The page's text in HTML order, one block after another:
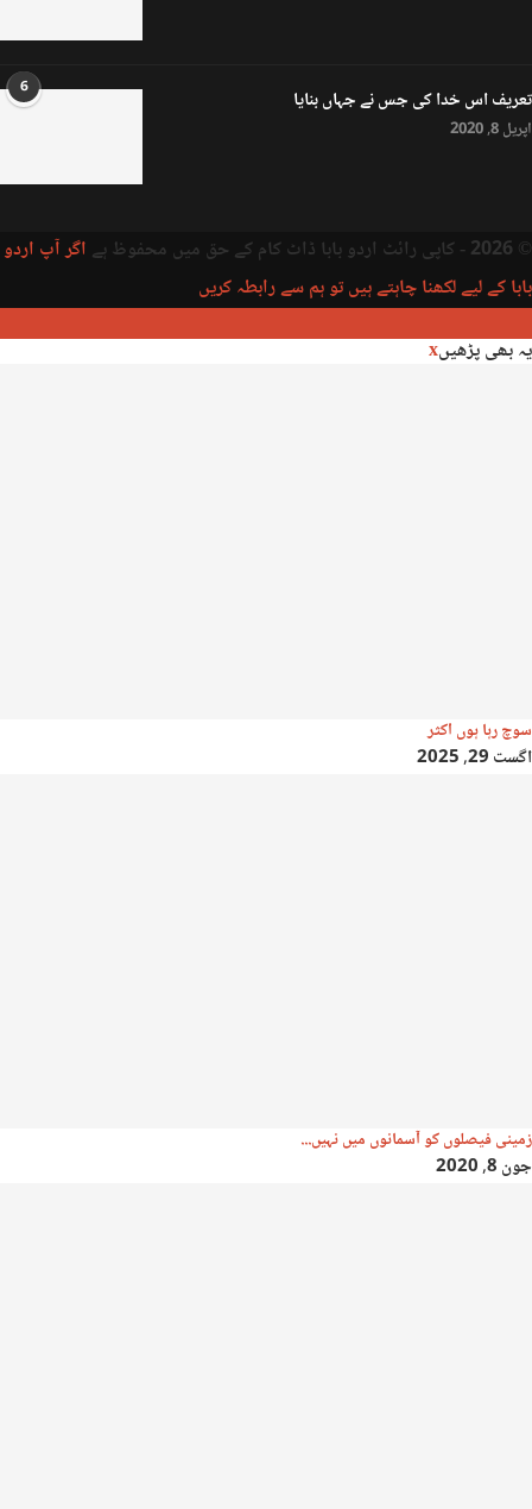
6 تعریف اس خدا کی جس نے جہاں بنایا
اپریل 8, 2020
© 2026 - کاپی رائٹ اردو بابا ڈاٹ کام کے حق میں محفوظ ہے
اگر آپ اردو
بابا کے لیے لکھنا چاہتے ہیں تو ہم سے رابطہ کریں
یہ بھی پڑھیںx
سوچ رہا ہوں اکثر
اگست 29, 2025
زمینی فیصلوں کو آسمانوں میں نہیں...
جون 8, 2020